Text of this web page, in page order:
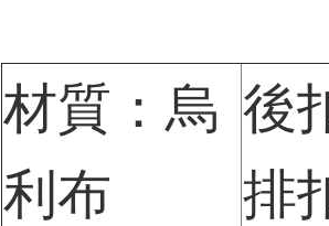
材質：烏
利布
後
排